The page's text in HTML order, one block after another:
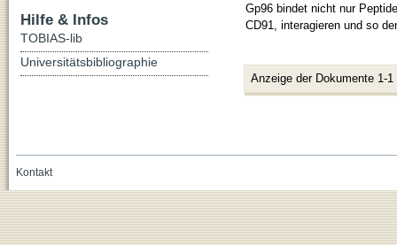
Gp96 bindet nicht nur
CD91, interagieren und so
Anzeige der Dokumente 1-1
Hilfe & Infos
TOBIAS-lib
Universitätsbibliographie
Kontakt